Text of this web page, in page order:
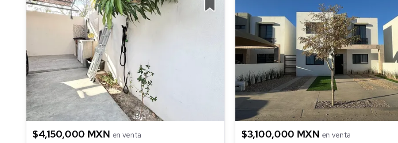
$4,150,000 MXN en venta
$3,100,000 MXN en venta